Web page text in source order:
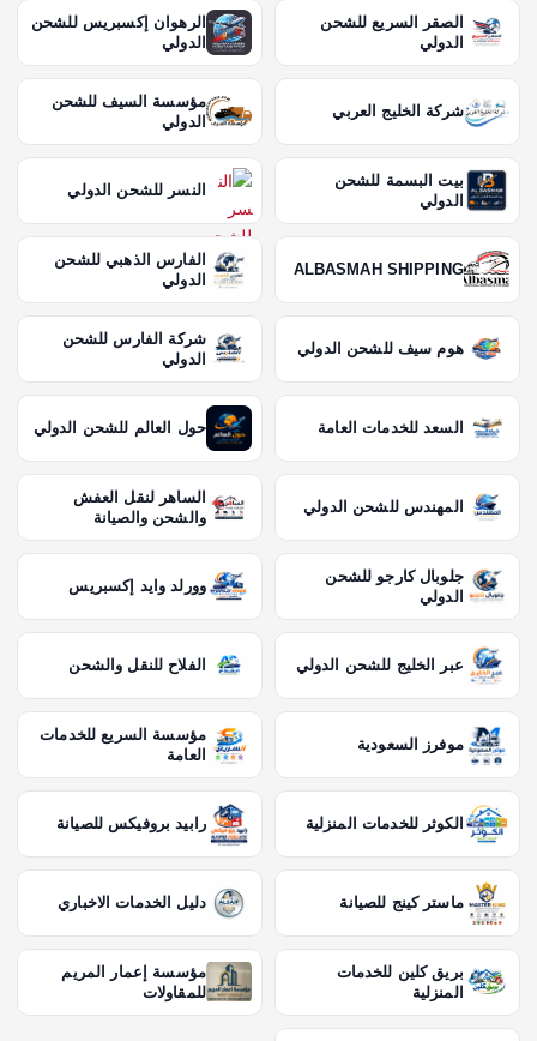
الصقر السريع للشحن
الدولي
الرهوان إكسبريس للشحن
الدولي
شركة الخليج العربي
مؤسسة السيف للشحن
الدولي
بيت البسمة للشحن
الدولي
النسر للشحن الدولي
ALBASMAH SHIPPING
الفارس الذهبي للشحن
الدولي
هوم سيف للشحن الدولي
شركة الفارس للشحن
الدولي
السعد للخدمات العامة حول العالم للشحن الدولي
المهندس للشحن الدولي
الساهر لنقل العفش
والشحن والصيانة
جلوبال كارجو للشحن
الدولي
وورلد وايد إكسبريس
عبر الخليج للشحن الدولي الفلاح للنقل والشحن
موفرز السعودية
مؤسسة السريع للخدمات
العامة
الكوثر للخدمات المنزلية رابيد بروفيكس للصيانة
ماستر كينج للصيانة دليل الخدمات الاخباري
بريق كلين للخدمات
المنزلية
مؤسسة إعمار المريم
للمقاولات